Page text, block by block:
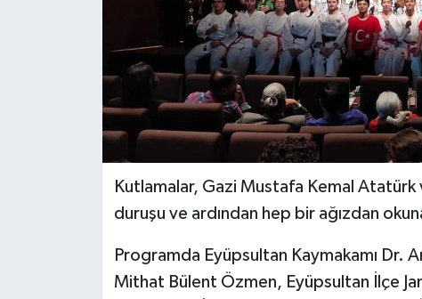
Kutlamalar, Gazi Mustafa Kemal Atatürk
duruşu ve ardından hep bir ağızdan
Programda Eyüpsultan Kaymakamı Dr.
Mithat Bülent Özmen, Eyüpsultan İlçe